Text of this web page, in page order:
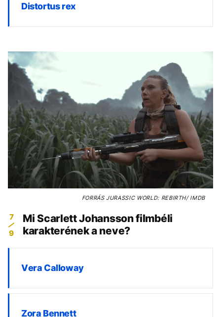
Distortus rex
FORRÁSJURASSIC WORLD: REBIRTH/ IMDB
7
9
Mi Scarlett Johansson filmbéli
karakterének a neve?
Vera Calloway
Zora Bennett